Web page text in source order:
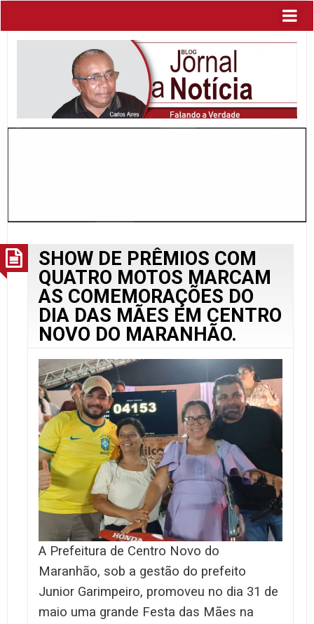
SHOW DE PRÊMIOS COM
QUATRO MOTOS MARCAM
AS COMEMORAÇÕES DO
DIA DAS MÃES EM CENTRO
NOVO DO MARANHÃO.
A Prefeitura de Centro Novo do
Maranhão, sob a gestão do prefeito
Junior Garimpeiro, promoveu no dia 31 de
maio uma grande Festa das Mães na